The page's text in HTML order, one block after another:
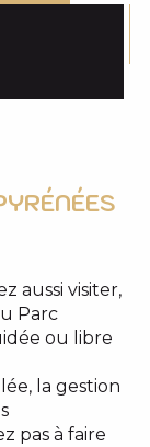
aussi visiter,
Parc
ou libre
la gestion
pas à faire